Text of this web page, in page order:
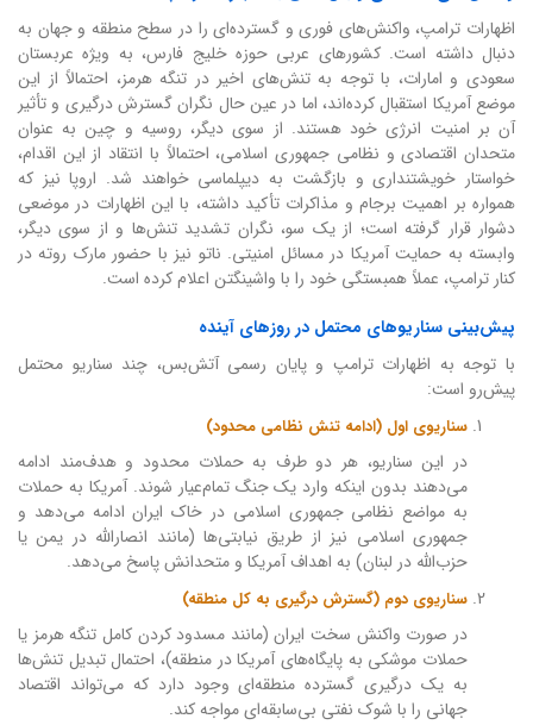
اظهارات ترامپ، واکنش‌های فوری و گسترده‌ای را در سطح منطقه و جهان به
دنبال داشته است. کشورهای عربی حوزه خلیج فارس، به ویژه عربستان
سعودی و امارات، با توجه به تنش‌های اخیر در تنگه هرمز، احتمالاً از این
موضع آمریکا استقبال کرده‌اند، اما در عین حال نگران گسترش درگیری و تأثیر
آن بر امنیت انرژی خود هستند. از سوی دیگر، روسیه و چین به عنوان
متحدان اقتصادی و نظامی جمهوری اسلامی، احتمالاً با انتقاد از این اقدام،
خواستار خویشتنداری و بازگشت به دیپلماسی خواهند شد. اروپا نیز که
همواره بر اهمیت برجام و مذاکرات تأکید داشته، با این اظهارات در موضعی
دشوار قرار گرفته است؛ از یک سو، نگران تشدید تنش‌ها و از سوی دیگر،
وابسته به حمایت آمریکا در مسائل امنیتی. ناتو نیز با حضور مارک روته در
کنار ترامپ، عملاً همبستگی خود را با واشینگتن اعلام کرده است.
پیش‌بینی سناریوهای محتمل در روزهای آینده
با توجه به اظهارات ترامپ و پایان رسمی آتش‌بس، چند سناریو محتمل
پیش‌رو است:
سناریوی اول (ادامه تنش نظامی محدود)
در این سناریو، هر دو طرف به حملات محدود و هدف‌مند ادامه
می‌دهند بدون اینکه وارد یک جنگ تمام‌عیار شوند. آمریکا به حملات
به مواضع نظامی جمهوری اسلامی در خاک ایران ادامه می‌دهد و
جمهوری اسلامی نیز از طریق نیابتی‌ها (مانند انصارالله در یمن یا
حزب‌الله در لبنان) به اهداف آمریکا و متحدانش پاسخ می‌دهد.
سناریوی دوم (گسترش درگیری به کل منطقه)
در صورت واکنش سخت ایران (مانند مسدود کردن کامل تنگه هرمز یا
حملات موشکی به پایگاه‌های آمریکا در منطقه)، احتمال تبدیل تنش‌ها
به یک درگیری گسترده منطقه‌ای وجود دارد که می‌تواند اقتصاد
جهانی را با شوک نفتی بی‌سابقه‌ای مواجه کند.